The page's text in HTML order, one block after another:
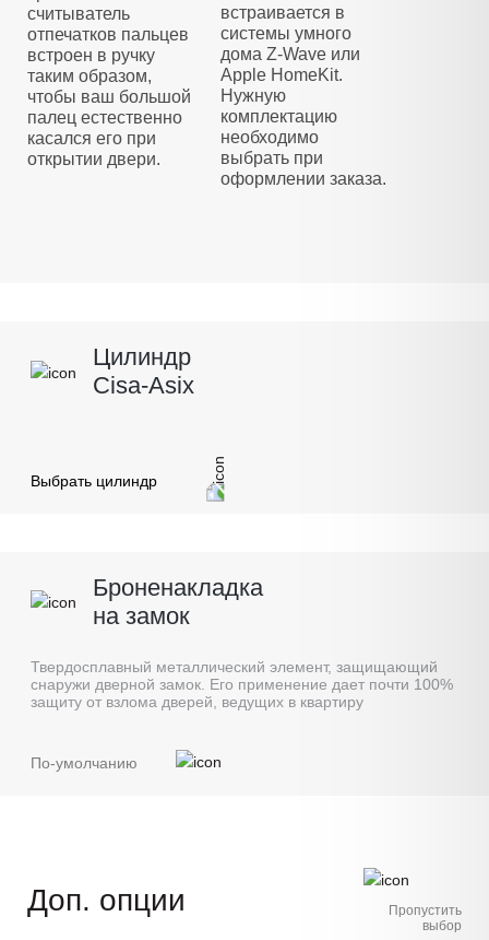
считыватель
отпечатков пальцев
встроен в ручку
таким образом,
чтобы ваш большой
палец естественно
касался его при
открытии двери.
встраивается в
системы умного
дома Z-Wave или
Apple HomeKit.
Нужную
комплектацию
необходимо
выбрать при
оформлении заказа.
Цилиндр
Cisa-Asix
Выбрать цилиндр
Броненакладка
на замок
Твердосплавный металлический элемент, защищающий
снаружи дверной замок. Его применение дает почти 100%
защиту от взлома дверей, ведущих в квартиру
По-умолчанию
Доп. опции
Пропустить
выбор